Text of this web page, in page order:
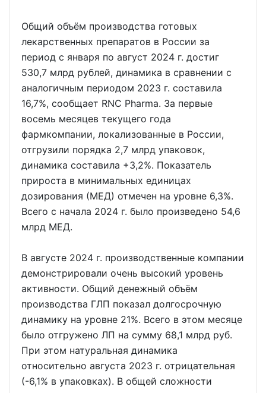
Общий объём производства готовых
лекарственных препаратов в России за
период с января по август 2024 г. достиг
530,7 млрд рублей, динамика в сравнении с
аналогичным периодом 2023 г. составила
16,7%, сообщает RNC Pharma. За первые
восемь месяцев текущего года
фармкомпании, локализованные в России,
отгрузили порядка 2,7 млрд упаковок,
динамика составила +3,2%. Показатель
прироста в минимальных единицах
дозирования (МЕД) отмечен на уровне 6,3%.
Всего с начала 2024 г. было произведено 54,6
млрд МЕД.
В августе 2024 г. производственные компании
демонстрировали очень высокий уровень
активности. Общий денежный объём
производства ГЛП показал долгосрочную
динамику на уровне 21%. Всего в этом месяце
было отгружено ЛП на сумму 68,1 млрд руб.
При этом натуральная динамика
относительно августа 2023 г. отрицательная
(-6,1% в упаковках). В общей сложности